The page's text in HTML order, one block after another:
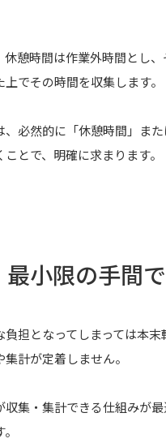
憩時間は作業外時間とし
でその時間を収集します。
必然的に「休憩時間」ま
とで、明確に求まります。
小限の手間で
担となってしまっては本
計が定着しません。
集・集計できる仕組みが最